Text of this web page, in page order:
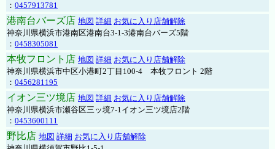
： 0457913781
港南台バーズ店 地図 詳細 お気に入り店舗解除
神奈川県横浜市港南区港南台3-1-3港南台バーズ5階
： 0458305081
本牧フロント店 地図 詳細 お気に入り店舗解除
神奈川県横浜市中区小港町2丁目100-4 本牧フロント 2階
： 0456281195
イオン三ツ境店 地図 詳細 お気に入り店舗解除
神奈川県横浜市瀬谷区三ッ境7-1イオン三ツ境店2階
： 0453600111
野比店 地図 詳細 お気に入り店舗解除